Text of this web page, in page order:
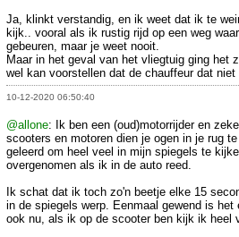
Ja, klinkt verstandig, en ik weet dat ik te
kijk.. vooral als ik rustig rijd op een weg
gebeuren, maar je weet nooit.
Maar in het geval van het vliegtuig ging het
wel kan voorstellen dat de chauffeur dat niet
10-12-2020 06:50:40
@allone: Ik ben een (oud)motorrijder en
scooters en motoren dien je ogen in je rug
geleerd om heel veel in mijn spiegels te
overgenomen als ik in de auto reed.
Ik schat dat ik toch zo'n beetje elke 15
in de spiegels werp. Eenmaal gewend is het
ook nu, als ik op de scooter ben kijk ik heel